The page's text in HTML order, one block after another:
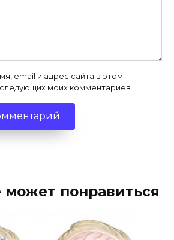
email и адрес сайта в этом
моих комментариев.
понравиться